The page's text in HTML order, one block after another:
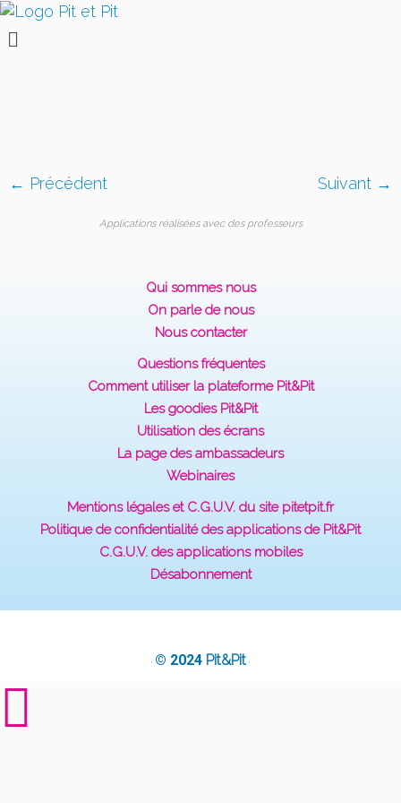
← Précédent Suivant →
Applications réalisées avec des professeurs
Qui sommes nous
On parle de nous
Nous contacter
Questions fréquentes
Comment utiliser la plateforme Pit&Pit
Les goodies Pit&Pit
Utilisation des écrans
La page des ambassadeurs
Webinaires
Mentions légales et C.G.U.V. du site pitetpit.fr
Politique de confidentialité des applications de Pit&Pit
C.G.U.V. des applications mobiles
Désabonnement
· © 2024 Pit&Pit ·